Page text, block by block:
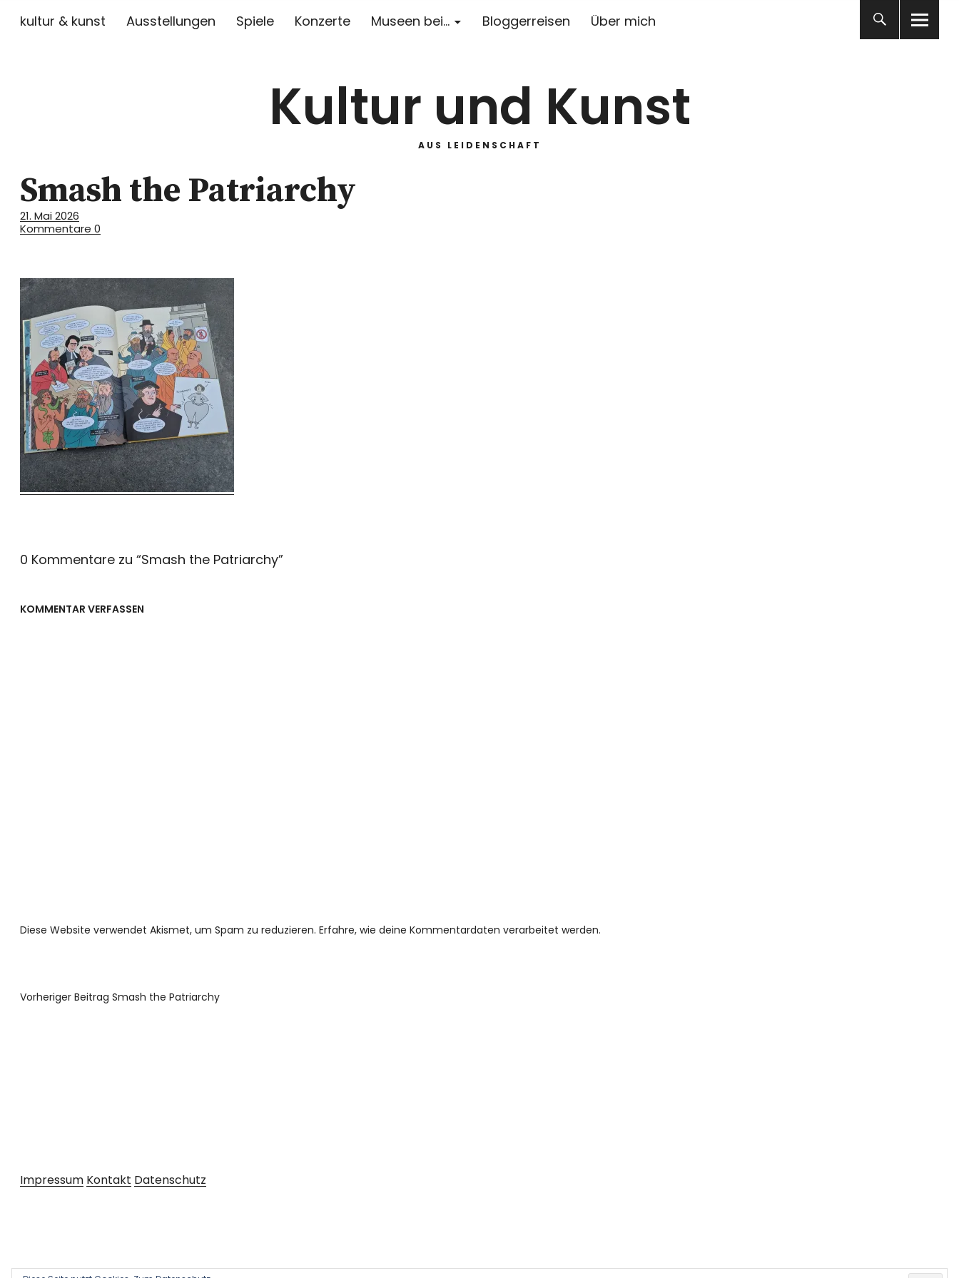
kultur & kunst Ausstellungen Spiele Konzerte Museen bei… Bloggerreisen Über mich
Kultur und Kunst
AUS LEIDENSCHAFT
Smash the Patriarchy
21. Mai 2026
Kommentare 0
0 Kommentare zu “Smash the Patriarchy”
KOMMENTAR VERFASSEN
Diese Website verwendet Akismet, um Spam zu reduzieren. Erfahre, wie deine Kommentardaten verarbeitet werden.
Vorheriger Beitrag Smash the Patriarchy
Impressum Kontakt Datenschutz